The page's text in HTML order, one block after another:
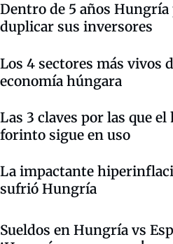
Dentro de 5 años Hungría
duplicar sus inversores
Los 4 sectores más vivos
economía húngara
Las 3 claves por las que
forinto sigue en uso
La impactante
sufrió Hungría
Sueldos en Hungría vs